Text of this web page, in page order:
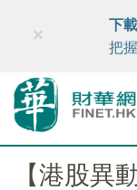
財華智庫網
×
下
把
【港股異